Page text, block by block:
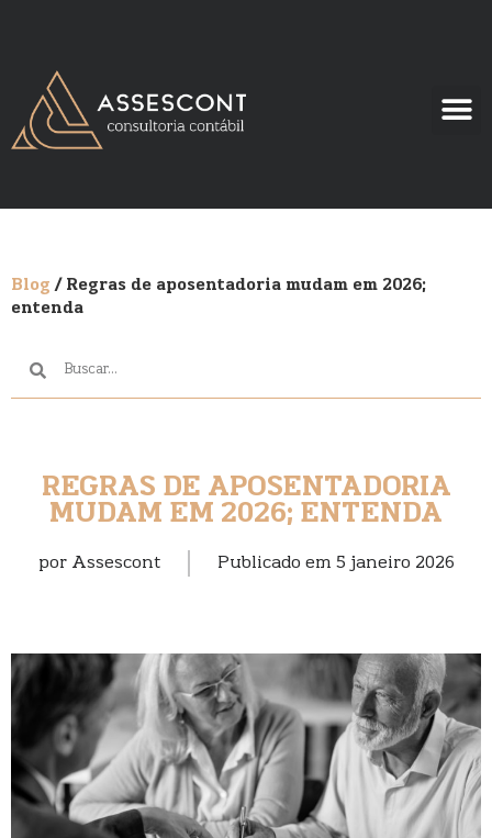
Blog/ Regras de aposentadoria mudam em 2026;
entenda
REGRAS DE APOSENTADORIA
MUDAM EM 2026; ENTENDA
por Assescont Publicado em 5 janeiro 2026